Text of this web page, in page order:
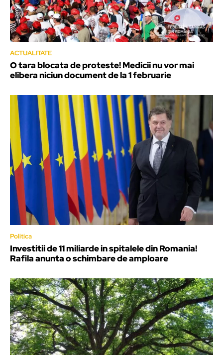
ACTUALITATE
O tara blocata de proteste! Medicii nu vor mai
elibera niciun document de la 1 februarie
Politica
Investitii de 11 miliarde in spitalele din Romania!
Rafila anunta o schimbare de amploare